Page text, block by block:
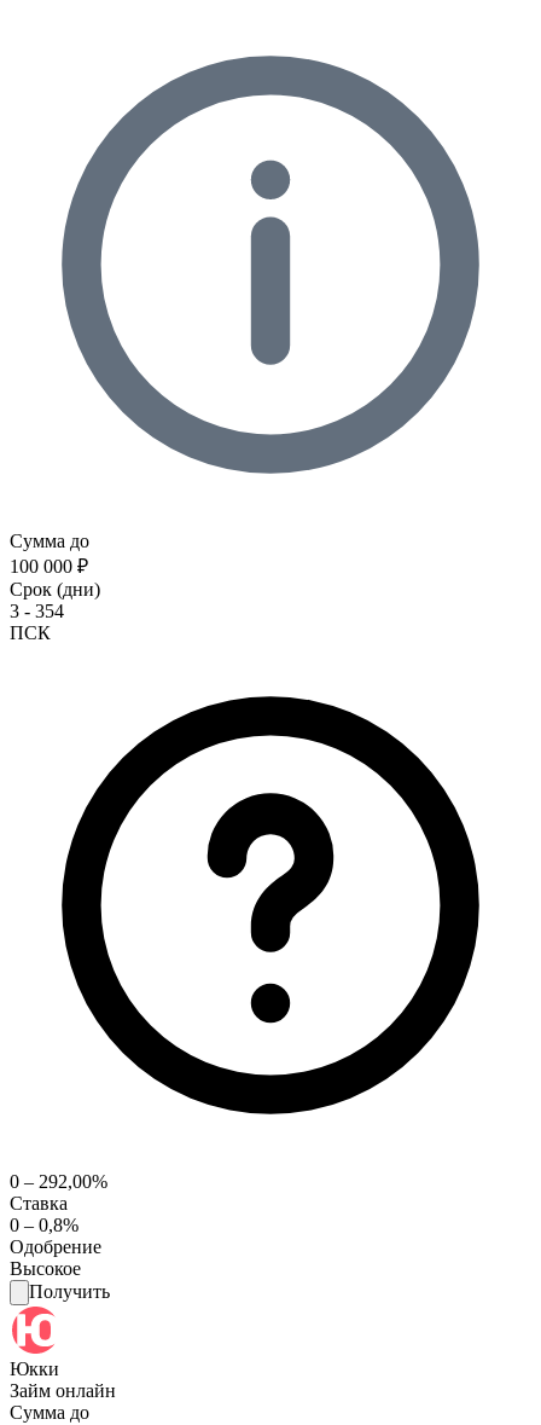
Сумма до
100 000 ₽
Срок (дни)
3 - 354
ПСК
0 – 292,00%
Ставка
0 – 0,8%
Одобрение
Высокое
Получить
Юкки
Займ онлайн
Сумма до